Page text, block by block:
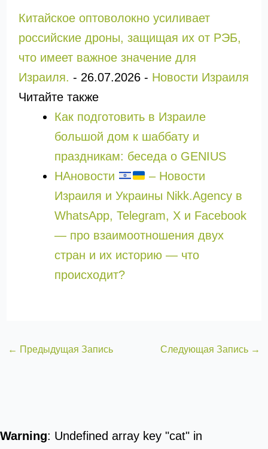
Китайское оптоволокно усиливает
российские дроны, защищая их от РЭБ,
что имеет важное значение для
Израиля. - 26.07.2026- Новости Израиля
Читайте также
Как подготовить в Израиле
большой дом к шаббату и
праздникам: беседа о GENIUS
НАновости
– Новости
Израиля и Украины Nikk.Agency в
WhatsApp, Telegram, X и Facebook
— про взаимоотношения двух
стран и их историю — что
происходит?
← Предыдущая Запись Следующая Запись →
Warning: Undefined array key "cat" in